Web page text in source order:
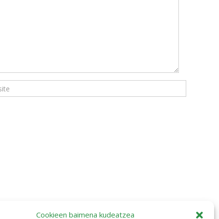
Cookieen baimena kudeatzea